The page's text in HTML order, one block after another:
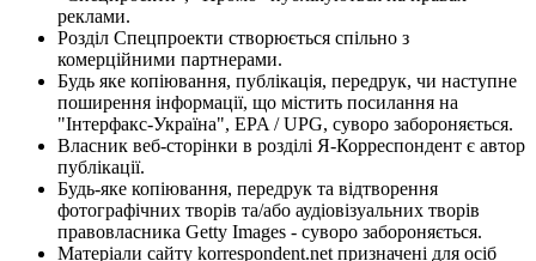
реклами.
Розділ Спецпроекти створюється спільно з
комерційними партнерами.
Будь яке копіювання, публікація, передрук, чи наступне
поширення інформації, що містить посилання на
"Інтерфакс-Україна", EPA / UPG, суворо забороняється.
Власник веб-сторінки в розділі Я-Корреспондент є автор
публікації.
Будь-яке копіювання, передрук та відтворення
фотографічних творів та/або аудіовізуальних творів
правовласника Getty Images - суворо забороняється.
Матеріали сайту korrespondent.net призначені для осіб